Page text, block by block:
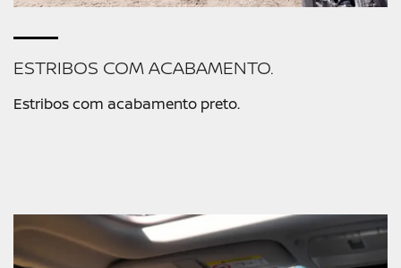
ESTRIBOS COM ACABAMENTO.
Estribos com acabamento preto.